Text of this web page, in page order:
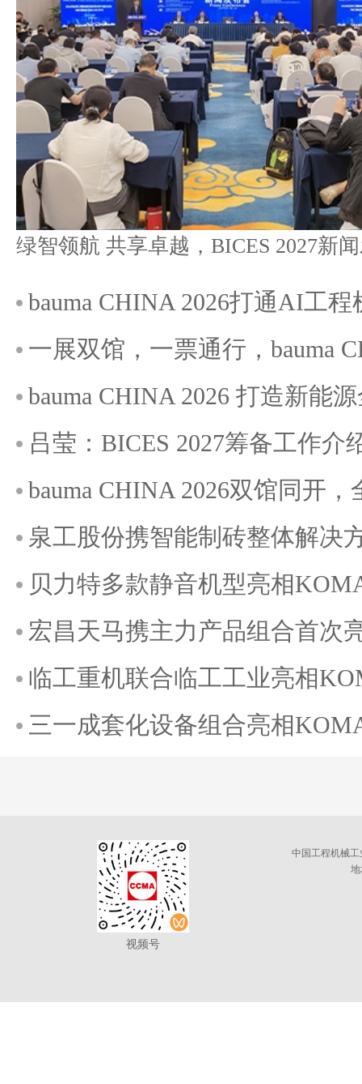
bauma CHINA 2026打通AI工
一展双馆，一票通行，bauma
bauma CHINA 2026 打造新能
吕莹：BICES 2027筹备工作介
bauma CHINA 2026双馆同开
泉工股份携智能制砖整体解决
贝力特多款静音机型亮相
宏昌天马携主力产品组合首次
临工重机联合临工工业亮相
三一成套化设备组合亮相
视频号
中国工程机械
地